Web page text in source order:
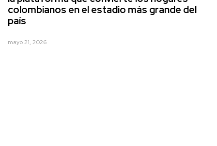
colombianos en el estadio más grande del
país
mayo 21, 2026